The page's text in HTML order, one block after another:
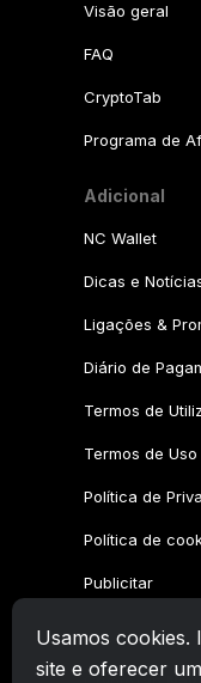
Usamos cookies.
site e oferecer
Visão geral
FAQ
CryptoTab
Programa de
Adicional
NC Wallet
Dicas e
Ligações &
Diário de
Termos de
Termos de
Política de
Política de
Publicitar
Família